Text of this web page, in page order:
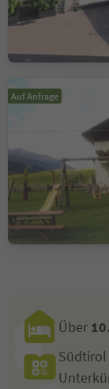
Auf Anfrage
Über
Südtirol